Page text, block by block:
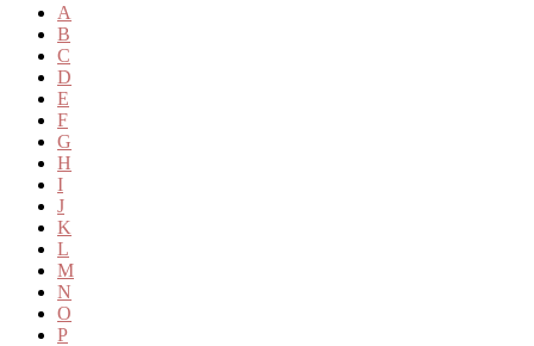
A
B
C
D
E
F
G
H
I
J
K
L
M
N
O
P